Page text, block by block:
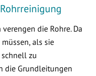
die Rohre. Da
als sie
zu
die Grundleitungen